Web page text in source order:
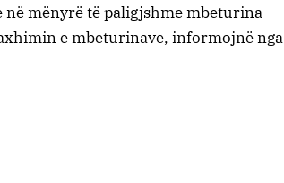
në mënyrë të paligjshme mbeturina
e mbeturinave, informojnë nga